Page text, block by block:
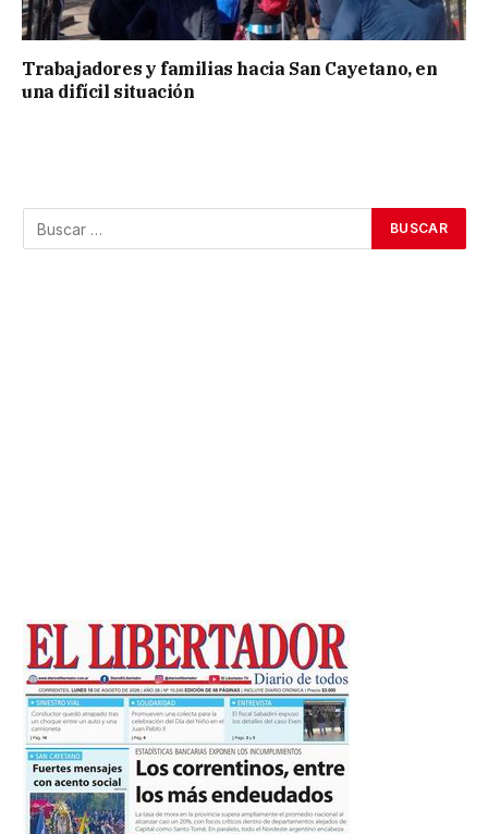
Trabajadores y familias hacia San Cayetano, en
una difícil situación